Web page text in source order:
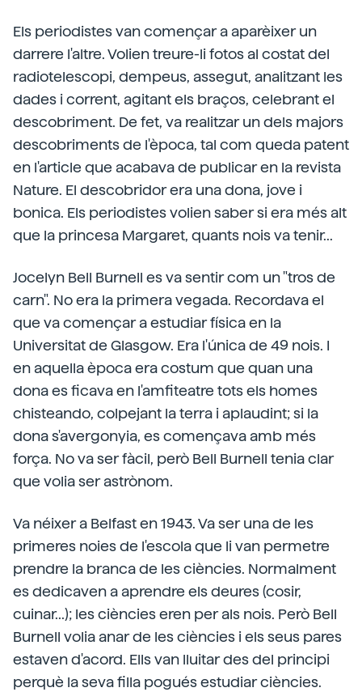
Els periodistes van començar a aparèixer un
darrere l'altre. Volien treure-li fotos al costat del
radiotelescopi, dempeus, assegut, analitzant les
dades i corrent, agitant els braços, celebrant el
descobriment. De fet, va realitzar un dels majors
descobriments de l'època, tal com queda patent
en l'article que acabava de publicar en la revista
Nature. El descobridor era una dona, jove i
bonica. Els periodistes volien saber si era més alt
que la princesa Margaret, quants nois va tenir...
Jocelyn Bell Burnell es va sentir com un "tros de
carn". No era la primera vegada. Recordava el
que va començar a estudiar física en la
Universitat de Glasgow. Era l'única de 49 nois. I
en aquella època era costum que quan una
dona es ficava en l'amfiteatre tots els homes
chisteando, colpejant la terra i aplaudint; si la
dona s'avergonyia, es començava amb més
força. No va ser fàcil, però Bell Burnell tenia clar
que volia ser astrònom.
Va néixer a Belfast en 1943. Va ser una de les
primeres noies de l'escola que li van permetre
prendre la branca de les ciències. Normalment
es dedicaven a aprendre els deures (cosir,
cuinar...); les ciències eren per als nois. Però Bell
Burnell volia anar de les ciències i els seus pares
estaven d'acord. Ells van lluitar des del principi
perquè la seva filla pogués estudiar ciències.